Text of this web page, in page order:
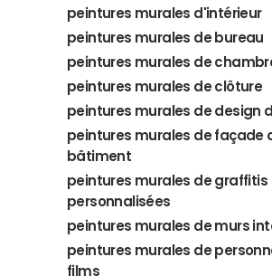
peintures murales d'intérieur
peintures murales de bureau
peintures murales de
peintures murales de clôture
peintures murales de design
peintures murales de façade
bâtiment
peintures murales de graffitis
personnalisées
peintures murales de murs
peintures murales de
films